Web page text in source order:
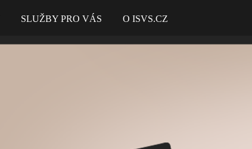
SLUŽBY PRO VÁS O ISVS.CZ